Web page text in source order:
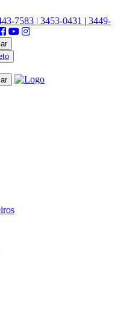
7583 | 3453-0431 | 3449-